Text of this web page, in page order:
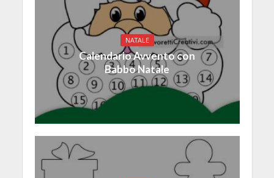
NATALE
Calendario Avvento con
Babbo Natale